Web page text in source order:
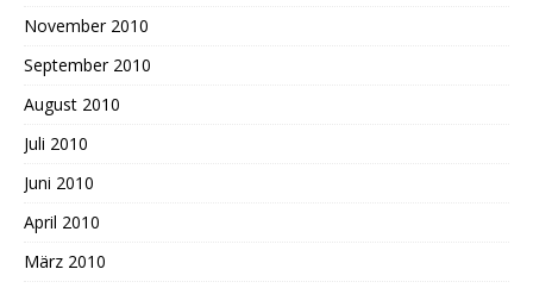
November 2010
September 2010
August 2010
Juli 2010
Juni 2010
April 2010
März 2010